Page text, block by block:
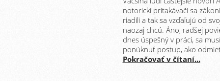
notorickí pritakávači sa
riadili a tak sa vzďaľujú od
naozaj chcú. Áno, radšej
dnes úspešný v práci, sa
ponúknuť postup, ako
Pokračovať v čítaní...